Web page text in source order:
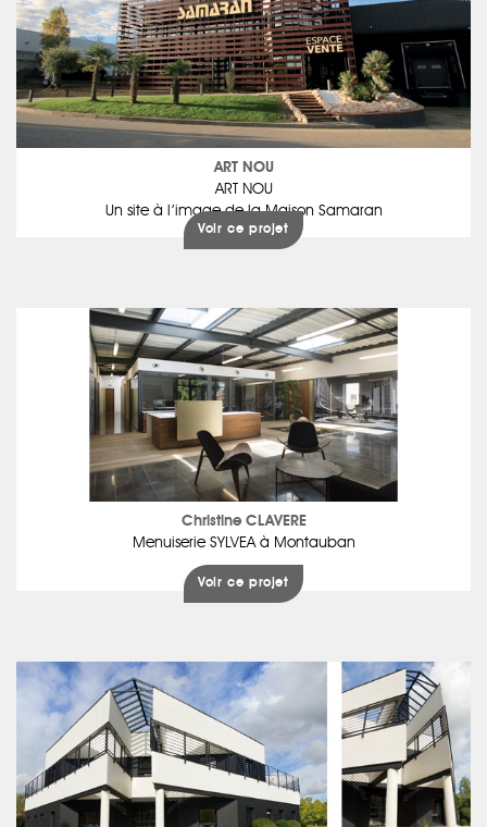
ART NOU
ART NOU
Un site à l’image de la Maison Samaran
Voir ce projet
Christine CLAVERE
Menuiserie SYLVEA à Montauban
Voir ce projet